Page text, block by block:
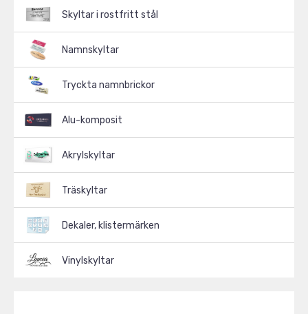
Skyltar i rostfritt stål
Namnskyltar
Tryckta namnbrickor
Alu-komposit
Akrylskyltar
Träskyltar
Dekaler, klistermärken
Vinylskyltar